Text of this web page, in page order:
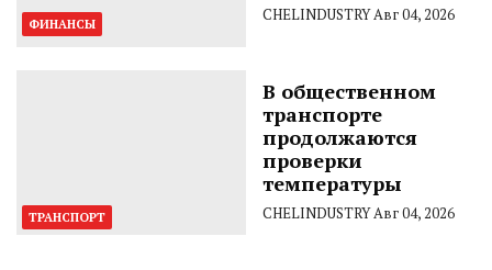
ФИНАНСЫ CHELINDUSTRYАвг 04, 2026
ТРАНСПОРТ
В общественном
транспорте
продолжаются
проверки
температуры
CHELINDUSTRYАвг 04, 2026